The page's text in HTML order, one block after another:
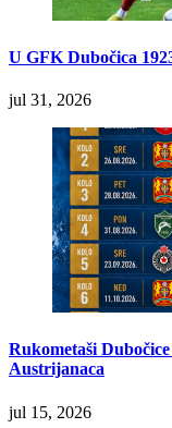
U GFK Dubočica
jul 31, 2026
Rukometaši
Austrijanaca
jul 15, 2026